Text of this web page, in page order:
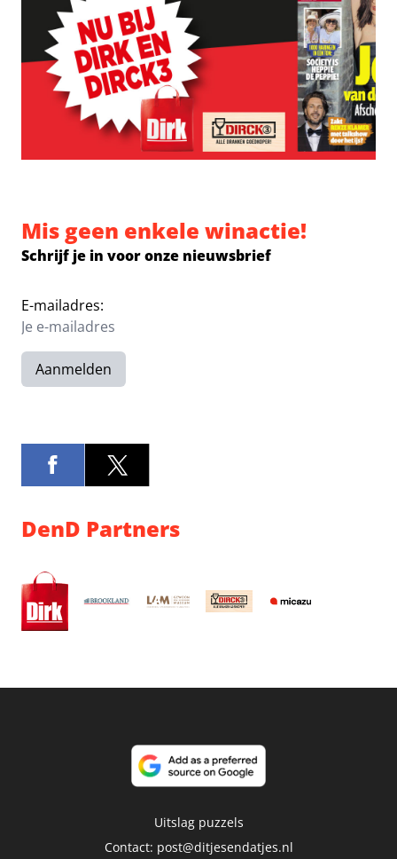
Mis geen enkele winactie!
Schrijf je in voor onze nieuwsbrief
E-mailadres:
Aanmelden
DenD Partners
Uitslag puzzels
Contact: post@ditjesendatjes.nl